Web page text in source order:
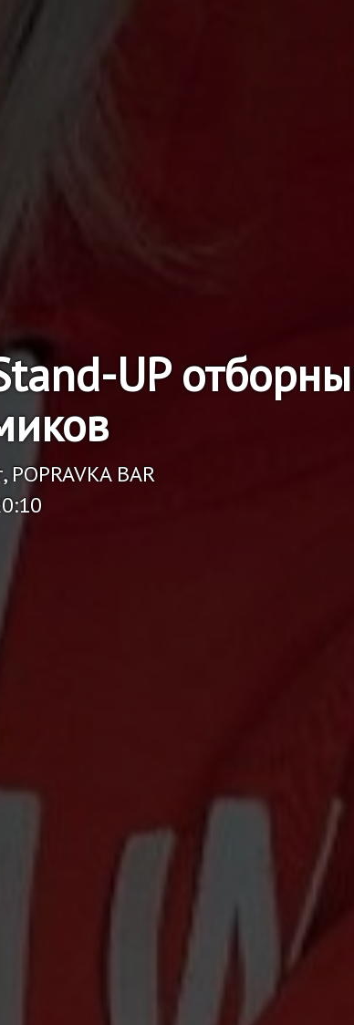
UP
BAR